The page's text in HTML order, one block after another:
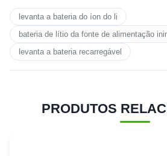
levanta a bateria do íon do li
bateria de lítio da fonte de alimentação
levanta a bateria recarregável
PRODUTOS